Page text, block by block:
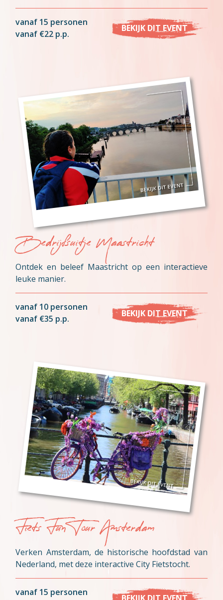
vanaf 15 personen
vanaf €22 p.p.
BEKIJK DIT EVENT
Bedrijfsuitje Maastricht
Ontdek en beleef Maastricht op een interactieve
leuke manier.
vanaf 10 personen
vanaf €35 p.p.
BEKIJK DIT EVENT
Fiets Fun Tour Amsterdam
Verken Amsterdam, de historische hoofdstad van
Nederland, met deze interactive City Fietstocht.
vanaf 15 personen